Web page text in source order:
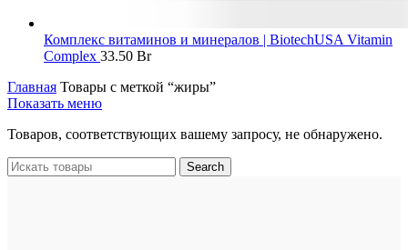
Комплекс витаминов и минералов | BiotechUSA Vitamin
Complex 33.50 Br
Главная Товары с меткой “жиры”
Показать меню
Товаров, соответствующих вашему запросу, не обнаружено.
Search